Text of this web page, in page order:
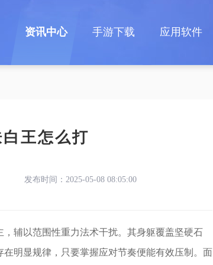
资讯中心 手游下载 应用软件
王怎么打
发布时间：2025-05-08 08:05:00
辅以范围性重力法术干扰。其身躯覆盖坚硬石
明显规律，只要掌握应对节奏便能有效压制。面